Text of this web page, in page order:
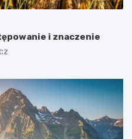
i znaczenie